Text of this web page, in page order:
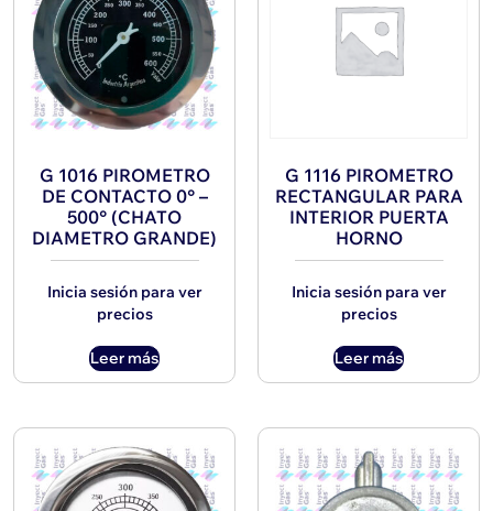
G 1016 PIROMETRO
DE CONTACTO 0° –
500° (CHATO
DIAMETRO GRANDE)
Inicia sesión para ver
precios
Leer más
G 1116 PIROMETRO
RECTANGULAR PARA
INTERIOR PUERTA
HORNO
Inicia sesión para ver
precios
Leer más